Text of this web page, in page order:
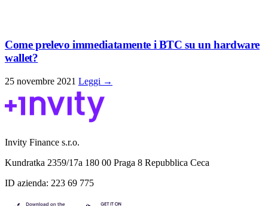
Come prelevo immediatamente i BTC su un hardware
wallet?
25 novembre 2021 Leggi →
Invity Finance s.r.o.
Kundratka 2359/17a 180 00 Praga 8 Repubblica Ceca
ID azienda: 223 69 775